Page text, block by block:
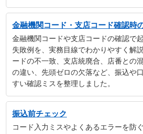
金融機関コード・支店コード確認時
金融機関コードや支店コードの確認で
失敗例を、実務目線でわかりやすく解
ードの不一致、支店統廃合、店番との
の違い、先頭ゼロの欠落など、振込や
すい確認ミスを整理しました。
振込前チェック
コード入力ミスやよくあるエラーを防